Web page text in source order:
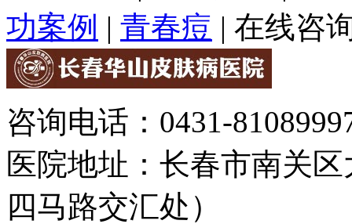
功案例 | 青春痘 | 在线咨
咨询电话：0431-
医院地址：长春市南关
四马路交汇处）